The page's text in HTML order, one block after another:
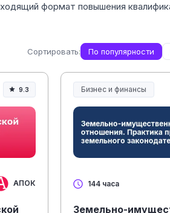
формат повышения
Сортировать: По популярности
9.3
АПОК
Бизнес и финансы
144 часа
Земельно-